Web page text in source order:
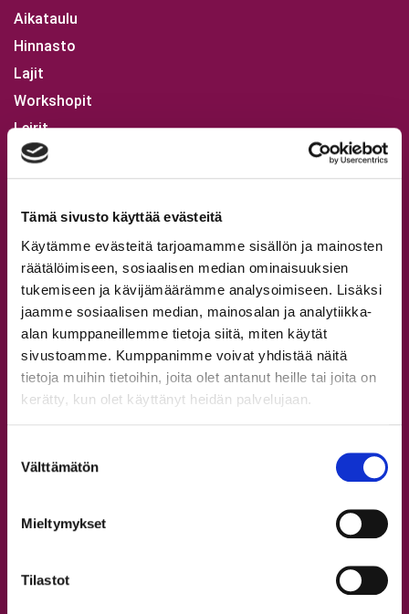
Tämä sivusto käyttää evästeitä
Käytämme evästeitä tarjoamamme sisällön ja mainosten
räätälöimiseen, sosiaalisen median ominaisuuksien
tukemiseen ja kävijämäärämme analysoimiseen. Lisäksi
jaamme sosiaalisen median, mainosalan ja analytiikka-
alan kumppaneillemme tietoja siitä, miten käytät
sivustoamme. Kumppanimme voivat yhdistää näitä
tietoja muihin tietoihin, joita olet antanut heille tai joita on
kerätty, kun olet käyttänyt heidän palvelujaan.
valinta
Välttämätön
Mieltymykset
Tilastot
Aikataulu
Hinnasto
Lajit
Workshopit
Leirit
Tapanilan tanssitunnit
Syyskausi 2026
Omat tiedot ja verkkokauppa
Opettajat
Kaikki opettajat
Tervetuloa StepUp Schooliin!
Aikuisten tanssitunnit
Nuorten tanssitunnit